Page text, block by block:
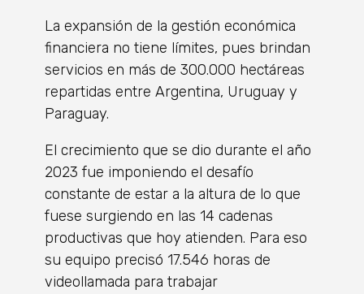
La expansión de la gestión económica
financiera no tiene límites, pues brindan
servicios en más de 300.000 hectáreas
repartidas entre Argentina, Uruguay y
Paraguay.
El crecimiento que se dio durante el año
2023 fue imponiendo el desafío
constante de estar a la altura de lo que
fuese surgiendo en las 14 cadenas
productivas que hoy atienden. Para eso
su equipo precisó 17.546 horas de
videollamada para trabajar